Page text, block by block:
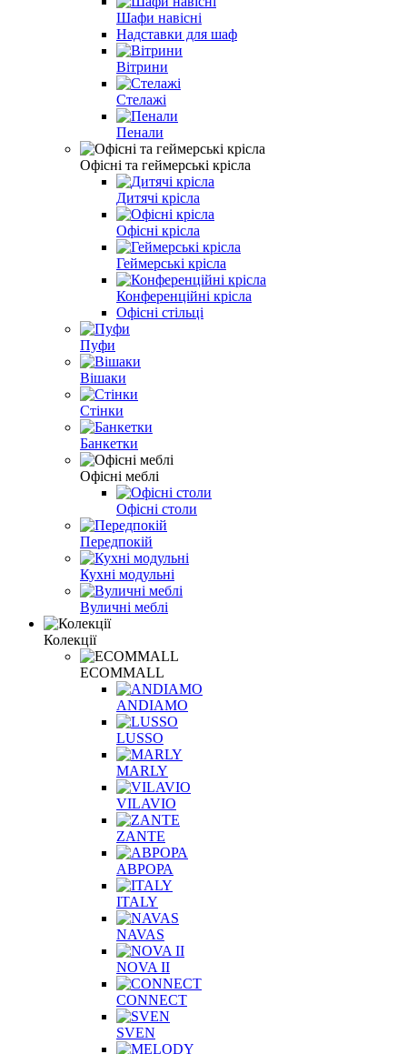
Шафи навісні
Надставки для шаф
Вітрини
Стелажі
Пенали
Офісні та геймерські крісла
Дитячі крісла
Офісні крісла
Геймерські крісла
Конференційні крісла
Офісні стільці
Пуфи
Вішаки
Стінки
Банкетки
Офісні меблі
Офісні столи
Передпокій
Кухні модульні
Вуличні меблі
Колекції
ECOMMALL
ANDIAMO
LUSSO
MARLY
VILAVIO
ZANTE
АВРОРА
ITALY
NAVAS
NOVA II
CONNECT
SVEN